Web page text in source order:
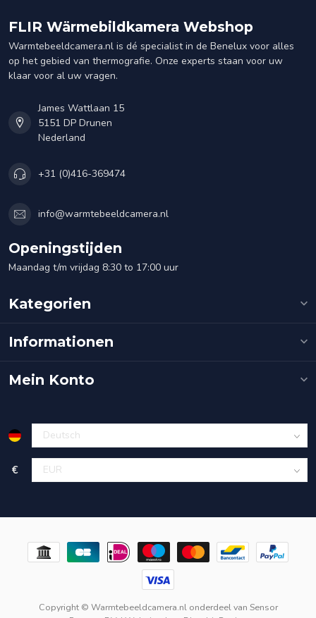
FLIR Wärmebildkamera Webshop
Warmtebeeldcamera.nl is dé specialist in de Benelux voor alles
op het gebied van thermografie. Onze experts staan voor uw
klaar voor al uw vragen.
James Wattlaan 15
5151 DP Drunen
Nederland
+31 (0)416-369474
info@warmtebeeldcamera.nl
Openingstijden
Maandag t/m vrijdag 8:30 to 17:00 uur
Kategorien
Informationen
Mein Konto
€
Copyright © Warmtebeeldcamera.nl onderdeel van Sensor